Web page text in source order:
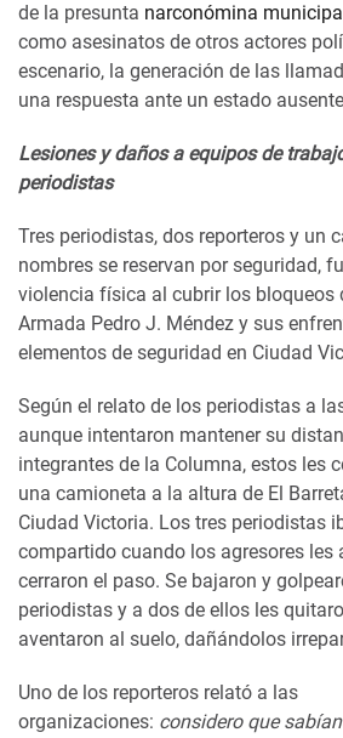
de la presunta narconómina municipal
como asesinatos de otros actores
escenario, la generación de las
una respuesta ante un estado
Lesiones y daños a equipos de
periodistas
Tres periodistas, dos reporteros y un
nombres se reservan por seguridad,
violencia física al cubrir los bloqueos
Armada Pedro J. Méndez y sus
elementos de seguridad en Ciudad
Según el relato de los periodistas a
aunque intentaron mantener su
integrantes de la Columna, estos les
una camioneta a la altura de El
Ciudad Victoria. Los tres periodistas
compartido cuando los agresores les
cerraron el paso. Se bajaron y
periodistas y a dos de ellos les
aventaron al suelo, dañándolos
Uno de los reporteros relató a las
organizaciones: considero que